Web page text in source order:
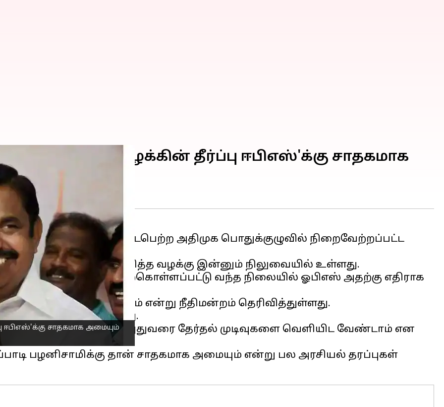
ஈபிஎஸ்'க்கு சாதகமாக அமையும்
குறித்த வழக்கின் தீர்ப்பு ஈபிஎஸ்'க்கு சாதகமாக
அலுவலகத்தில் நடைபெற்ற அதிமுக பொதுக்குழுவில் நிறைவேற்றப்பட்ட
ஓபிஎஸ் ஆதரவாளர்கள் அளித்த வழக்கு இன்னும் நிலுவையில் உள்ளது.
நடத்த பணிகள் மேற்கொள்ளப்பட்டு வந்த நிலையில் ஓபிஎஸ் அதற்கு எதிராக
விசாரிக்கப்படும் என்று நீதிமன்றம் தெரிவித்துள்ளது.
வரவுள்ளது.
அளிக்கப்படும் எனவே அதுவரை தேர்தல் முடிவுகளை வெளியிட வேண்டாம் என
பழனிசாமிக்கு தான் சாதகமாக அமையும் என்று பல அரசியல் தரப்புகள்